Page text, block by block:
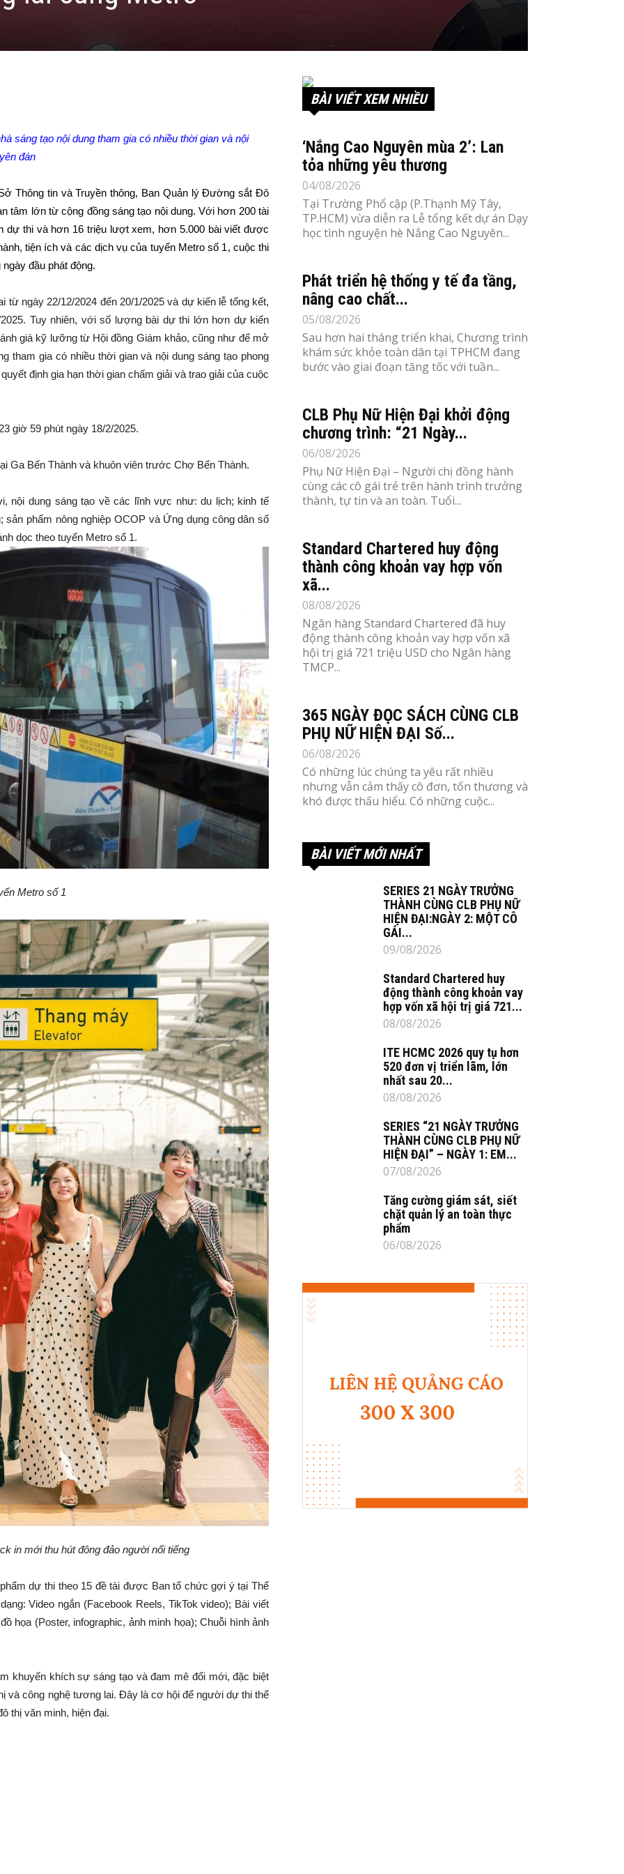
sáng tạo nội dung tham gia có nhiều thời gian và nội
đán
Thông tin và Truyền thông, Ban Quản lý Đường sắt Đô
tâm lớn từ cộng đồng sáng tạo nội dung. Với hơn 200 tài
dự thi và hơn 16 triệu lượt xem, hơn 5.000 bài viết được
tiện ích và các dịch vụ của tuyến Metro số 1, cuộc thi
đầu phát động.
ngày 22/12/2024 đến 20/1/2025 và dự kiến lễ tổng kết,
Tuy nhiên, với số lượng bài dự thi lớn hơn dự kiến
giá kỹ lưỡng từ Hội đồng Giám khảo, cũng như để mở
tham gia có nhiều thời gian và nội dung sáng tạo phong
định gia hạn thời gian chấm giải và trao giải của cuộc
giờ 59 phút ngày 18/2/2025.
Ga Bến Thành và khuôn viên trước Chợ Bến Thành.
nội dung sáng tạo về các lĩnh vực như: du lịch; kinh tế
phẩm nông nghiệp OCOP và Ứng dụng công dân số
dọc theo tuyến Metro số 1.
Metro số 1
in mới thu hút đông đảo người nổi tiếng
dự thi theo 15 đề tài được Ban tổ chức gợi ý tại Thể
Video ngắn (Facebook Reels, TikTok video); Bài viết
họa (Poster, infographic, ảnh minh họa); Chuỗi hình ảnh
khuyến khích sự sáng tạo và đam mê đổi mới, đặc biệt
và công nghệ tương lai. Đây là cơ hội để người dự thi thể
thị văn minh, hiện đại.
BÀI VIẾT XEM NHIỀU
‘Nắng Cao Nguyên mùa 2’: Lan
tỏa những yêu thương
04/08/2026
Tại Trường Phổ cập (P.Thạnh Mỹ Tây,
TP.HCM) vừa diễn ra Lễ tổng kết dự án Dạy
học tình nguyện hè Nắng Cao Nguyên...
Phát triển hệ thống y tế đa tầng,
nâng cao chất...
05/08/2026
Sau hơn hai tháng triển khai, Chương trình
khám sức khỏe toàn dân tại TPHCM đang
bước vào giai đoạn tăng tốc với tuần...
CLB Phụ Nữ Hiện Đại khởi động
chương trình: “21 Ngày...
06/08/2026
Phụ Nữ Hiện Đại – Người chị đồng hành
cùng các cô gái trẻ trên hành trình trưởng
thành, tự tin và an toàn. Tuổi...
Standard Chartered huy động
thành công khoản vay hợp vốn
xã...
08/08/2026
Ngân hàng Standard Chartered đã huy
động thành công khoản vay hợp vốn xã
hội trị giá 721 triệu USD cho Ngân hàng
TMCP...
365 NGÀY ĐỌC SÁCH CÙNG CLB
PHỤ NỮ HIỆN ĐẠI Số...
06/08/2026
Có những lúc chúng ta yêu rất nhiều
nhưng vẫn cảm thấy cô đơn, tổn thương và
khó được thấu hiểu. Có những cuộc...
BÀI VIẾT MỚI NHẤT
SERIES 21 NGÀY TRƯỞNG
THÀNH CÙNG CLB PHỤ NỮ
HIỆN ĐẠI:NGÀY 2: MỘT CÔ
GÁI...
09/08/2026
Standard Chartered huy
động thành công khoản vay
hợp vốn xã hội trị giá 721...
08/08/2026
ITE HCMC 2026 quy tụ hơn
520 đơn vị triển lãm, lớn
nhất sau 20...
08/08/2026
SERIES “21 NGÀY TRƯỞNG
THÀNH CÙNG CLB PHỤ NỮ
HIỆN ĐẠI” – NGÀY 1: EM...
07/08/2026
Tăng cường giám sát, siết
chặt quản lý an toàn thực
phẩm
06/08/2026